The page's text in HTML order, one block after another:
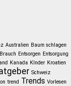
Australien Baum schlagen
Brauch Entsorgen Entsorgung
Kanada KInder Kroatien
Schweiz
trend Trends Vorlesen